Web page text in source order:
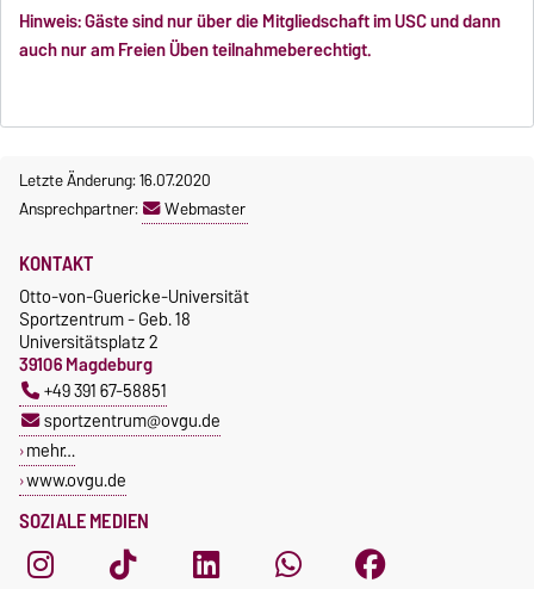
Hinweis: Gäste sind nur über die Mitgliedschaft im USCund dann
auch nur am Freien Üben teilnahmeberechtigt.
Letzte Änderung: 16.07.2020
Ansprechpartner:
Webmaster
SOZIALE MEDIEN
KONTAKT
Otto-von-Guericke-Universität
Sportzentrum - Geb. 18
Universitätsplatz 2
39106 Magdeburg
+49 391 67-58851
sportzentrum@ovgu.de
mehr…
www.ovgu.de